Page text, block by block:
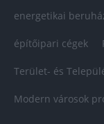
energetikai
építőipari cégek
Terület- és
Modern városok